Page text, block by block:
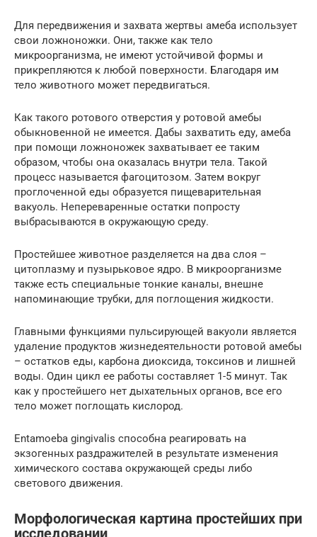
Для передвижения и захвата жертвы амеба использует
свои ложноножки. Они, также как тело
микроорганизма, не имеют устойчивой формы и
прикрепляются к любой поверхности. Благодаря им
тело животного может передвигаться.
Как такого ротового отверстия у ротовой амебы
обыкновенной не имеется. Дабы захватить еду, амеба
при помощи ложноножек захватывает ее таким
образом, чтобы она оказалась внутри тела. Такой
процесс называется фагоцитозом. Затем вокруг
проглоченной еды образуется пищеварительная
вакуоль. Непереваренные остатки попросту
выбрасываются в окружающую среду.
Простейшее животное разделяется на два слоя –
цитоплазму и пузырьковое ядро. В микроорганизме
также есть специальные тонкие каналы, внешне
напоминающие трубки, для поглощения жидкости.
Главными функциями пульсирующей вакуоли является
удаление продуктов жизнедеятельности ротовой амебы
– остатков еды, карбона диоксида, токсинов и лишней
воды. Один цикл ее работы составляет 1-5 минут. Так
как у простейшего нет дыхательных органов, все его
тело может поглощать кислород.
Entamoeba gingivalis способна реагировать на
экзогенных раздражителей в результате изменения
химического состава окружающей среды либо
светового движения.
Морфологическая картина простейших при